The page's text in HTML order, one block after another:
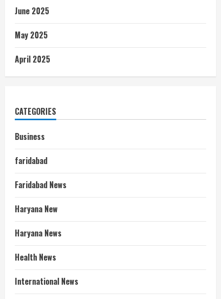
June 2025
May 2025
April 2025
CATEGORIES
Business
faridabad
Faridabad News
Haryana New
Haryana News
Health News
International News